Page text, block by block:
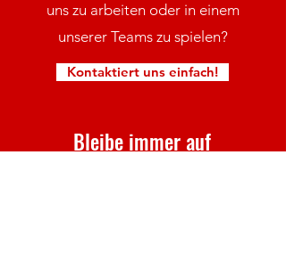
uns zu arbeiten oder in einem
unserer Teams zu spielen?
Kontaktiert uns einfach!
Bleibe immer auf